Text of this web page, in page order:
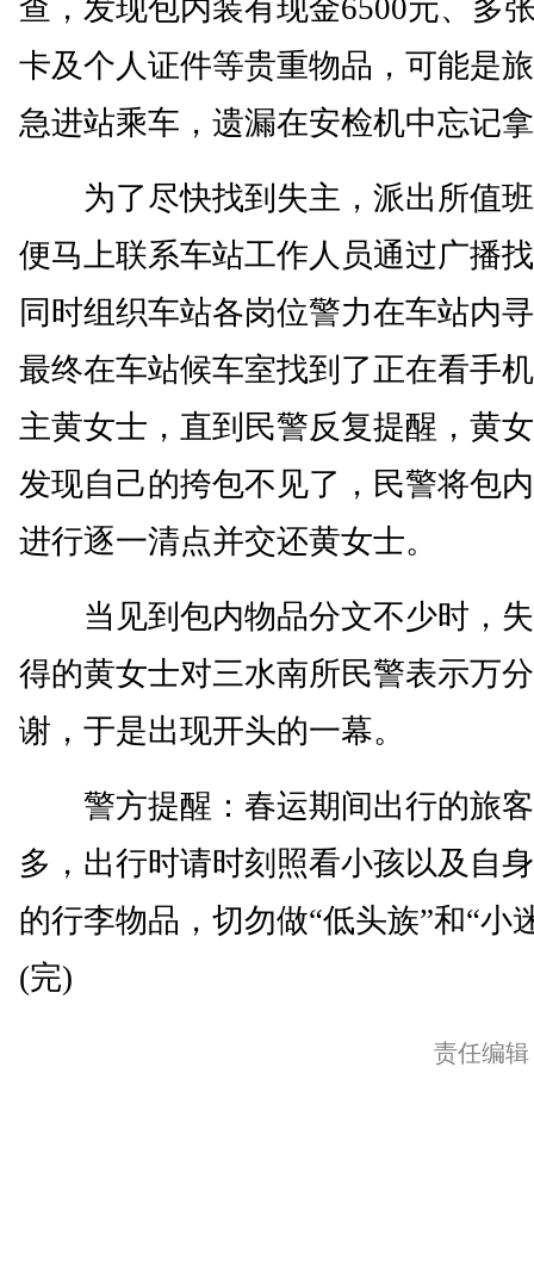
查，发现包内装有现金6500元、多
卡及个人证件等贵重物品，可能是
急进站乘车，遗漏在安检机中忘记
为了尽快找到失主，派出所值
便马上联系车站工作人员通过广播
同时组织车站各岗位警力在车站内
最终在车站候车室找到了正在看手
主黄女士，直到民警反复提醒，黄
发现自己的挎包不见了，民警将包
进行逐一清点并交还黄女士。
当见到包内物品分文不少时，
得的黄女士对三水南所民警表示万
谢，于是出现开头的一幕。
警方提醒：春运期间出行的旅
多，出行时请时刻照看小孩以及自
的行李物品，切勿做“低头族”和“小
(完)
责任编